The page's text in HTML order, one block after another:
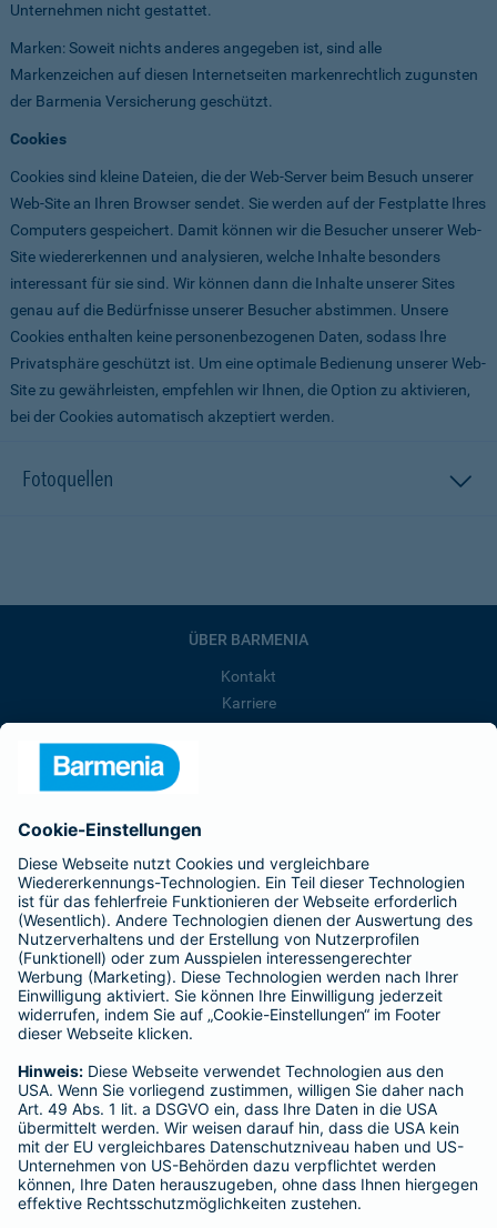
Unternehmen nicht gestattet.
Marken: Soweit nichts anderes angegeben ist, sind alle
Markenzeichen auf diesen Internetseiten markenrechtlich zugunsten
der Barmenia Versicherung geschützt.
Cookies
Cookies sind kleine Dateien, die der Web-Server beim Besuch unserer
Web-Site an Ihren Browser sendet. Sie werden auf der Festplatte Ihres
Computers gespeichert. Damit können wir die Besucher unserer Web-
Site wiedererkennen und analysieren, welche Inhalte besonders
interessant für sie sind. Wir können dann die Inhalte unserer Sites
genau auf die Bedürfnisse unserer Besucher abstimmen. Unsere
Cookies enthalten keine personenbezogenen Daten, sodass Ihre
Privatsphäre geschützt ist. Um eine optimale Bedienung unserer Web-
Site zu gewährleisten, empfehlen wir Ihnen, die Option zu aktivieren,
bei der Cookies automatisch akzeptiert werden.
Fotoquellen
ÜBER BARMENIA
Kontakt
Karriere
Barmenia ist Teil der BarmeniaGothaer
BELIEBTE SEITEN
Kranken-Zusatzversicherung
Tierversicherungen
Haftpflichtversicherung
Hausratversicherung
Adresse ändern
Schaden melden
Kilometerstandsmeldung
Serviceübersicht